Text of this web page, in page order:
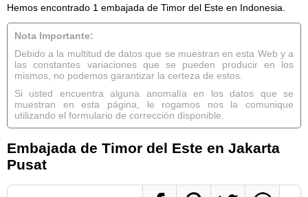
Hemos encontrado 1 embajada de Timor del Este en Indonesia.
Nota Importante:
Debido a la multitud de datos que se muestran en esta Web y a
las constantes variaciones que se pueden producir en los
mismos, no podemos garantizar la certeza de estos.
Si usted encuentra alguna anomalía en los datos que se
muestran en esta página, le rogamos nos la comunique
utilizando el formulario de corrección disponible.
Embajada de Timor del Este en Jakarta
Pusat